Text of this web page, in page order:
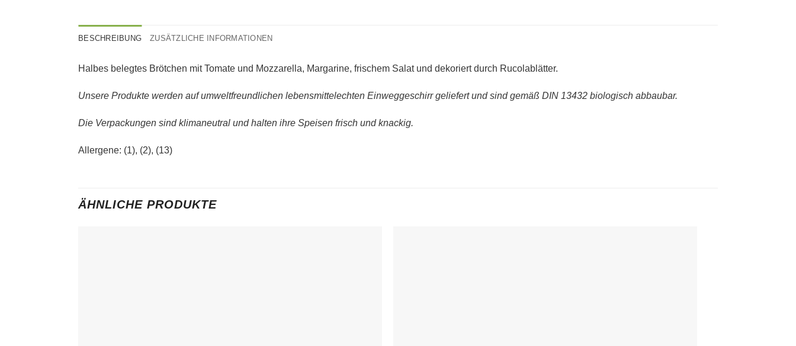
BESCHREIBUNG ZUSÄTZLICHE INFORMATIONEN
Halbes belegtes Brötchen mit Tomate und Mozzarella, Margarine, frischem Salat und dekoriert durch Rucolablätter.
Unsere Produkte werden auf umweltfreundlichen lebensmittelechten Einweggeschirr geliefert und sind gemäß DIN 13432 biologisch abbaubar.
Die Verpackungen sind klimaneutral und halten ihre Speisen frisch und knackig.
Allergene: (1), (2), (13)
ÄHNLICHE PRODUKTE